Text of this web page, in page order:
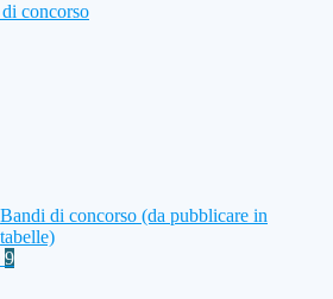
concorso
Bandi di concorso (da pubblicare in
tabelle)
9